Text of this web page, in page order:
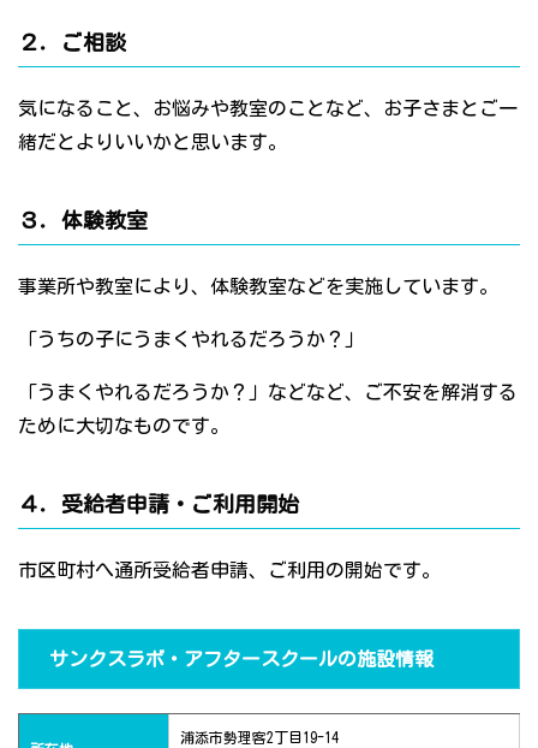
２．ご相談
気になること、お悩みや教室のことなど、お子さまとご一
緒だとよりいいかと思います。
３．体験教室
事業所や教室により、体験教室などを実施しています。
「うちの子にうまくやれるだろうか？」
「うまくやれるだろうか？」などなど、ご不安を解消する
ために大切なものです。
４．受給者申請・ご利用開始
市区町村へ通所受給者申請、ご利用の開始です。
サンクスラボ・アフタースクールの施設情報
浦添市勢理客2丁目19-14